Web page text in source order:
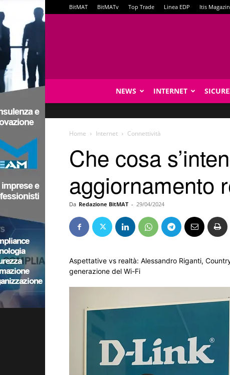
BitMAT BitMATv Top Trade Linea EDP Itis
NEWS INTERNET
Home Internet Connettività
Che cosa
aggiornamento
Da Redazione BitMAT - 29/04/2024
Aspettative vs realtà: Alessandro Riganti,
generazione del Wi-Fi